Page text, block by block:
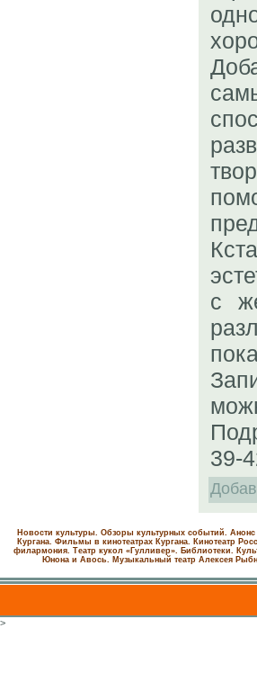
с
39-
Новости культуры. Обзоры культурных событий.
Кургана. Фильмы в кинотеатрах Кургана.
Кинотеатр
филармония. Театр кукол «Гулливер». Библиотеки.
Юнона и Авось. Музыкальный театр Алексея
>